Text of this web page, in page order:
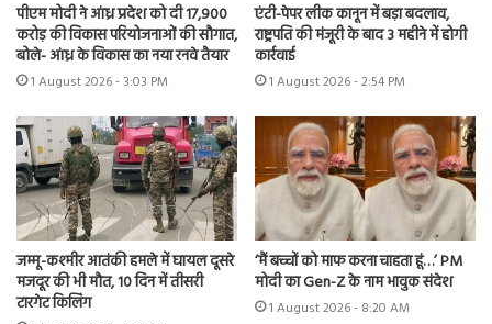
पीएम मोदी ने आंध्र प्रदेश को दी 17,900
करोड़ की विकास परियोजनाओं की सौगात,
बोले- आंध्र के विकास का नया रनवे तैयार
1 August 2026 - 3:03 PM
एंटी-पेपर लीक कानून में बड़ा बदलाव,
राष्ट्रपति की मंजूरी के बाद 3 महीने में होगी
कार्रवाई
1 August 2026 - 2:54 PM
जम्मू-कश्मीर आतंकी हमले में घायल दूसरे
मजदूर की भी मौत, 10 दिन में तीसरी
टारगेट किलिंग
‘मैं बच्चों को माफ करना चाहता हूं…’ PM
मोदी का Gen-Z के नाम भावुक संदेश
1 August 2026 - 8:20 AM